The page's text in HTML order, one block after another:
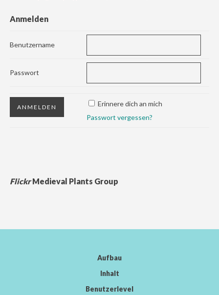
Anmelden
Benutzername
Passwort
Erinnere dich an mich
Passwort vergessen?
FlickrMedieval Plants Group
Aufbau
Inhalt
Benutzerlevel